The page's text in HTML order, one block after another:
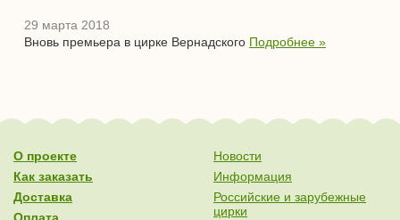
29 марта 2018
Вновь премьера в цирке Вернадского Подробнее »
О проекте
Как заказать
Доставка
Новости
Информация
Российские и зарубежные
цирки